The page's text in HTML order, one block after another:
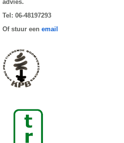
advies.
Tel: 06-48197293
Of stuur een email